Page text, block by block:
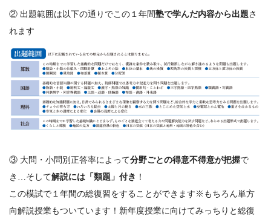
② 出題範囲は以下の通りでこの１年間塾で学んだ内容から出題さ
れます
③ 大問・小問別正答率によって分野ごとの得意不得意が把握で
き…そして解説には「類題」付き ！
この模試で１年間の総復習をすることができます※もちろん単方
向解説授業もついています！新年度授業に向けてみっちりと総復